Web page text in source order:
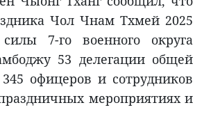
Чол Чнам Тхмей 2025
7-го военного округа
53 делегации общей
офицеров и сотрудников
мероприятиях и